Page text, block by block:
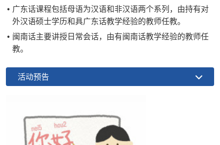
广东话课程包括母语为汉语和非汉语两个系列，由持有对
外汉语硕士学历和具广东话教学经验的教师任教。
闽南话主要讲授日常会话，由有闽南话教学经验的教师任
教。
活动预告